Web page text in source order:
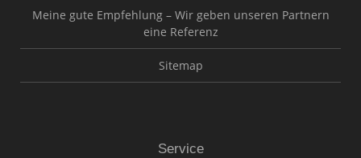
Meine gute Empfehlung – Wir geben unseren Partnern
eine Referenz
Sitemap
Service